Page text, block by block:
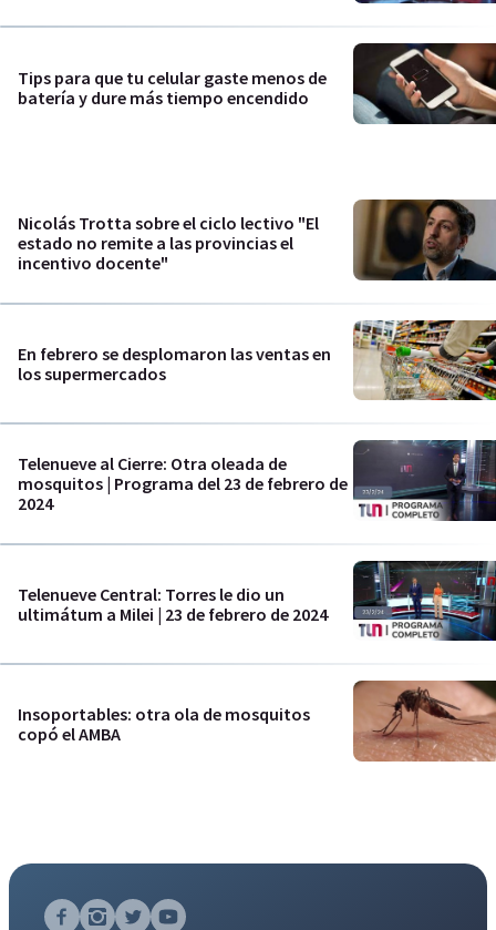
Tips para que tu celular gaste menos de
batería y dure más tiempo encendido
Nicolás Trotta sobre el ciclo lectivo "El
estado no remite a las provincias el
incentivo docente"
En febrero se desplomaron las ventas en
los supermercados
Telenueve al Cierre: Otra oleada de
mosquitos | Programa del 23 de febrero de
2024
Telenueve Central: Torres le dio un
ultimátum a Milei | 23 de febrero de 2024
Insoportables: otra ola de mosquitos
copó el AMBA